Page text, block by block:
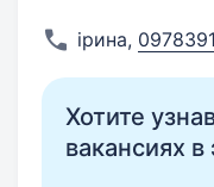
ірина,
Хотите
вакансиях